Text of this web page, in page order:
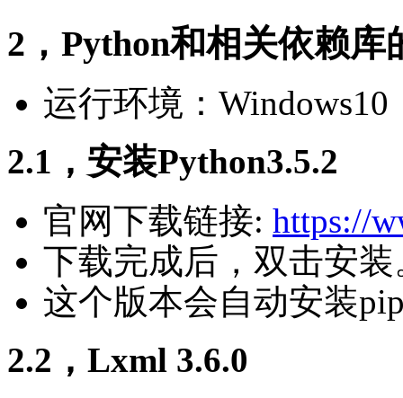
2，Python和相关依赖库
运行环境：Windows10
2.1，安装Python3.5.2
官网下载链接: https://
下载完成后，双击安装
这个版本会自动安装
2.2，Lxml 3.6.0